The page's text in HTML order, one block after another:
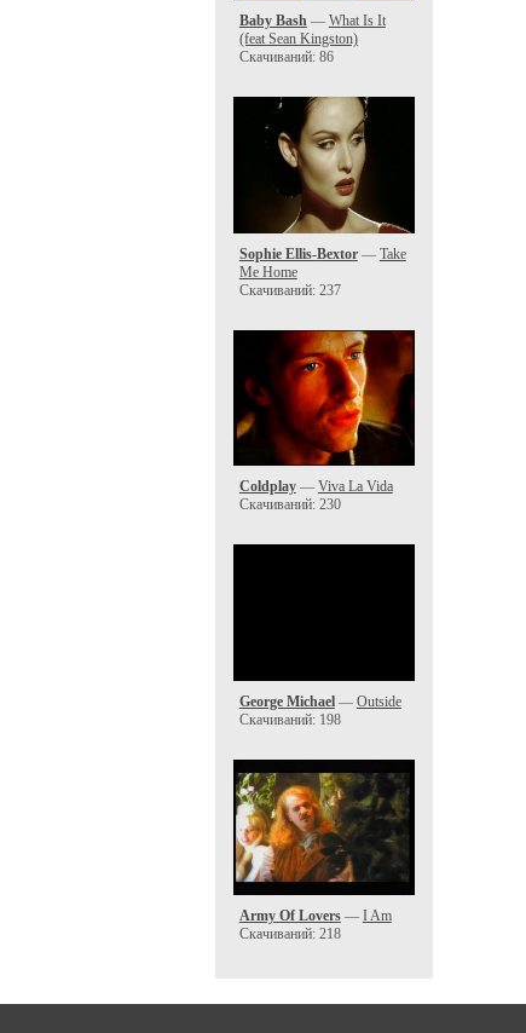
Baby Bash— What Is It
(feat Sean Kingston)
Скачиваний: 86
Sophie Ellis-Bextor— Take
Me Home
Скачиваний: 237
Coldplay— Viva La Vida
Скачиваний: 230
George Michael— Outside
Скачиваний: 198
Army Of Lovers— I Am
Скачиваний: 218